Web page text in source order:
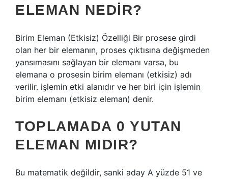
ELEMAN NEDIR?
Birim Eleman (Etkisiz) Özelliği Bir prosese girdi
olan her bir elemanın, proses çıktısına değişmeden
yansımasını sağlayan bir elemanı varsa, bu
elemana o prosesin birim elemanı (etkisiz) adı
verilir. işlemin etki alanıdır ve her biri için işlemin
birim elemanı (etkisiz eleman) denir.
TOPLAMADA 0 YUTAN
ELEMAN MIDIR?
Bu matematik değildir, sanki aday A yüzde 51 ve